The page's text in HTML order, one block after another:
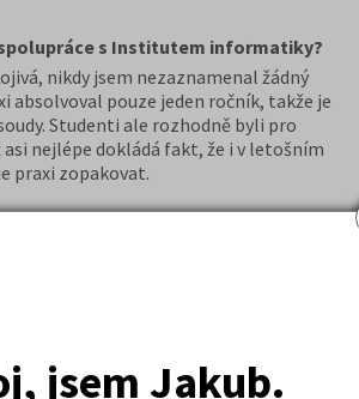
jsem Jakub.
s Institutem informatiky?
nikdy jsem nezaznamenal žádný
absolvoval pouze jeden ročník, takže je
Studenti ale rozhodně byli pro
nejlépe dokládá fakt, že i v letošním
praxi zopakovat.